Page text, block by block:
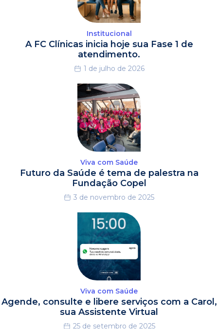
Institucional
A FC Clínicas inicia hoje sua Fase 1 de
atendimento.
1 de julho de 2026
Viva com Saúde
Futuro da Saúde é tema de palestra na
Fundação Copel
3 de novembro de 2025
Viva com Saúde
Agende, consulte e libere serviços com a Carol,
sua Assistente Virtual
25 de setembro de 2025